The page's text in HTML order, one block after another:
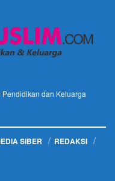
dan Keluarga
SIBER
REDAKSI